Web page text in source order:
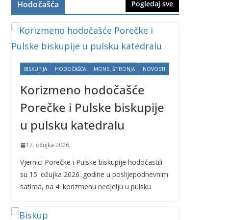
Hodočašća Pogledaj sve
BISKUPIJA HODOČAŠĆA MONS. ŠTIRONJA NOVOSTI
Korizmeno hodočašće
Porečke i Pulske biskupije
u pulsku katedralu
17. ožujka 2026.
Vjernici Porečke i Pulske biskupije hodočastili
su 15. ožujka 2026. godine u poslijepodnevnim
satima, na 4. korizmenu nedjelju u pulsku